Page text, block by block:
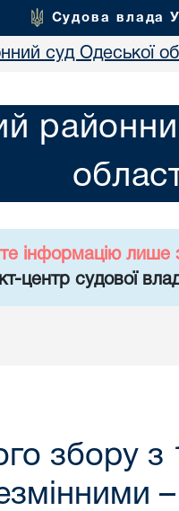
Судова влада
суд Одеської
інформацію лише
центр судової
збору з